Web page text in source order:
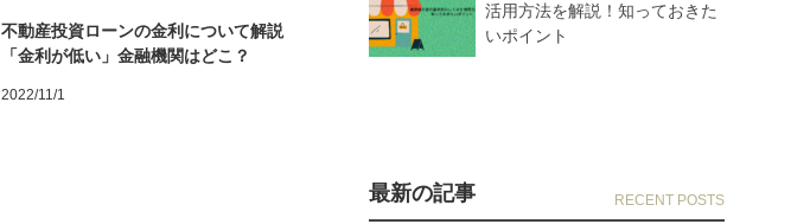
不動産投資ローンの金利について解説
「金利が低い」金融機関はどこ？
2022/11/1
活用方法を解説！知っておきた
いポイント
最新の記事